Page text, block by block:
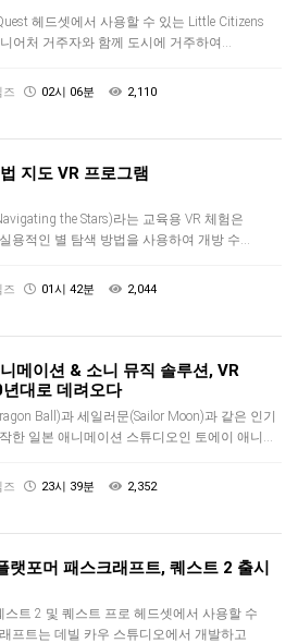
헤드셋에서 사용할 수 있는 Little Citizens
어처 거주자와 함께 도시에 거주하여…
즈 02시 06분 2,110
지도 VR 프로그램
the Stars)라는 교육용 VR 체험은
용적인 별 탐색 방법을 사용하여 개방 수…
즈 01시 42분 2,044
메이션 & 소니 뮤직 솔루션, VR
대로 데려오다
Ball)과 세일러문(Sailor Moon)과 같은 인기
한 일본 애니메이션 스튜디오인 토에이 애니…
즈 23시 39분 2,352
랫포머 패스크래프트, 퀘스트 2 출시
스트 2 및 퀘스트 프로 헤드셋에서 사용할 수
프트는 데빌 카우 스튜디오에서 개발하고